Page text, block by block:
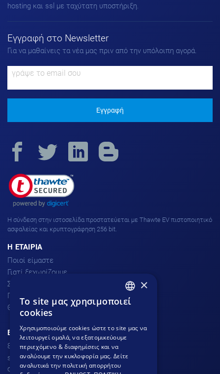
hosting και ssl με ταχύτατη υποστήριξη.
Εγγραφή στο Νewsletter
Για να μαθαίνεις τα νέα μας πριν από την υπόλοιπη αγορά.
Εγγραφή
H σύνδεση στην ιστοσελίδα προστατεύεται με Thawte EV πιστοποιητικό
ασφαλείας και κρυπτογράφηση 256 bit.
H ΕΤΑΙΡΙΑ
Ποιοί είμαστε
Γιατί ξεχωρίζουμε
Σχόλια πελατών
Προσφορές
Θέσεις Εργασίας
ΕΞΥΠΗΡΕΤΗΣΗ ΠΕΛΑΤΩΝ
801.300.3520 - 210.953.6767
support
dnhost.gr
Φόρμα επικοινωνίας
GREEK
×
To site μας χρησιμοποιεί
cookies
Χρησιμοποιούμε cookies ώστε το site μας να
λειτουργεί ομαλά, να εξατομικεύουμε
περιεχόμενο & διαφημίσεις και να
αναλύουμε την κυκλοφορία μας. Δείτε
αναλυτικά την πολιτική απορρήτου